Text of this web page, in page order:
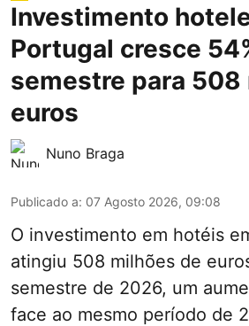
Investimento
Portugal cresce
semestre para 508
euros
Nuno Braga
Publicado a: 07 Agosto 2026, 09:08
O investimento em hotéis
atingiu 508 milhões de
semestre de 2026, um
face ao mesmo período de